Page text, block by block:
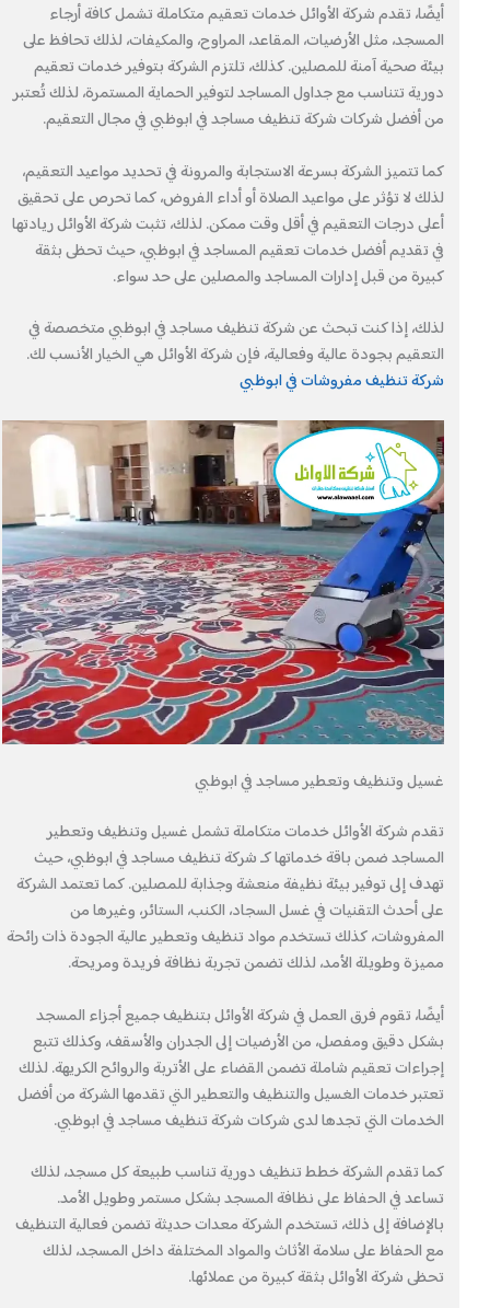
أيضًا، تقدم شركة الأوائل خدمات تعقيم متكاملة تشمل كافة أرجاء
المسجد، مثل الأرضيات، المقاعد، المراوح، والمكيفات، لذلك تحافظ على
بيئة صحية آمنة للمصلين. كذلك، تلتزم الشركة بتوفير خدمات تعقيم
دورية تتناسب مع جداول المساجد لتوفير الحماية المستمرة، لذلك تُعتبر
من أفضل شركات شركة تنظيف مساجد في ابوظبي في مجال التعقيم.
كما تتميز الشركة بسرعة الاستجابة والمرونة في تحديد مواعيد التعقيم،
لذلك لا تؤثر على مواعيد الصلاة أو أداء الفروض، كما تحرص على تحقيق
أعلى درجات التعقيم في أقل وقت ممكن. لذلك، تثبت شركة الأوائل ريادتها
في تقديم أفضل خدمات تعقيم المساجد في ابوظبي، حيث تحظى بثقة
كبيرة من قبل إدارات المساجد والمصلين على حد سواء.
لذلك، إذا كنت تبحث عن شركة تنظيف مساجد في ابوظبي متخصصة في
التعقيم بجودة عالية وفعالية، فإن شركة الأوائل هي الخيار الأنسب لك.
شركة تنظيف مفروشات في ابوظبي
غسيل وتنظيف وتعطير مساجد في ابوظبي
تقدم شركة الأوائل خدمات متكاملة تشمل غسيل وتنظيف وتعطير
المساجد ضمن باقة خدماتها كـ شركة تنظيف مساجد في ابوظبي، حيث
تهدف إلى توفير بيئة نظيفة منعشة وجذابة للمصلين. كما تعتمد الشركة
على أحدث التقنيات في غسل السجاد، الكنب، الستائر، وغيرها من
المفروشات، كذلك تستخدم مواد تنظيف وتعطير عالية الجودة ذات رائحة
مميزة وطويلة الأمد، لذلك تضمن تجربة نظافة فريدة ومريحة.
أيضًا، تقوم فرق العمل في شركة الأوائل بتنظيف جميع أجزاء المسجد
بشكل دقيق ومفصل، من الأرضيات إلى الجدران والأسقف، وكذلك تتبع
إجراءات تعقيم شاملة تضمن القضاء على الأتربة والروائح الكريهة. لذلك
تعتبر خدمات الغسيل والتنظيف والتعطير التي تقدمها الشركة من أفضل
الخدمات التي تجدها لدى شركات شركة تنظيف مساجد في ابوظبي.
كما تقدم الشركة خطط تنظيف دورية تناسب طبيعة كل مسجد، لذلك
تساعد في الحفاظ على نظافة المسجد بشكل مستمر وطويل الأمد.
بالإضافة إلى ذلك، تستخدم الشركة معدات حديثة تضمن فعالية التنظيف
مع الحفاظ على سلامة الأثاث والمواد المختلفة داخل المسجد، لذلك
تحظى شركة الأوائل بثقة كبيرة من عملائها.